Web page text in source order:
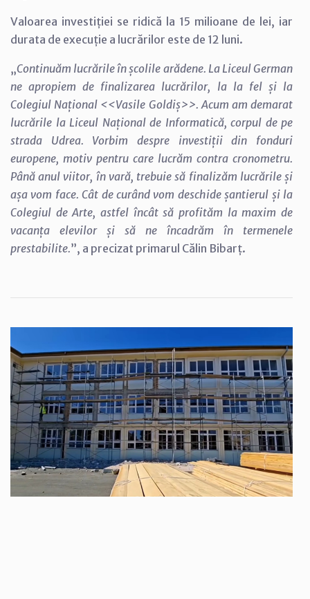
Valoarea investiției se ridică la 15 milioane de lei, iar
durata de execuție a lucrărilor este de 12 luni.
„Continuăm lucrările în școlile arădene. La Liceul German
ne apropiem de finalizarea lucrărilor, la la fel și la
Colegiul Național <<Vasile Goldiș>>. Acum am demarat
lucrările la Liceul Național de Informatică, corpul de pe
strada Udrea. Vorbim despre investiții din fonduri
europene, motiv pentru care lucrăm contra cronometru.
Până anul viitor, în vară, trebuie să finalizăm lucrările și
așa vom face. Cât de curând vom deschide șantierul și la
Colegiul de Arte, astfel încât să profităm la maxim de
vacanța elevilor și să ne încadrăm în termenele
prestabilite.”, a precizat primarul Călin Bibarț.